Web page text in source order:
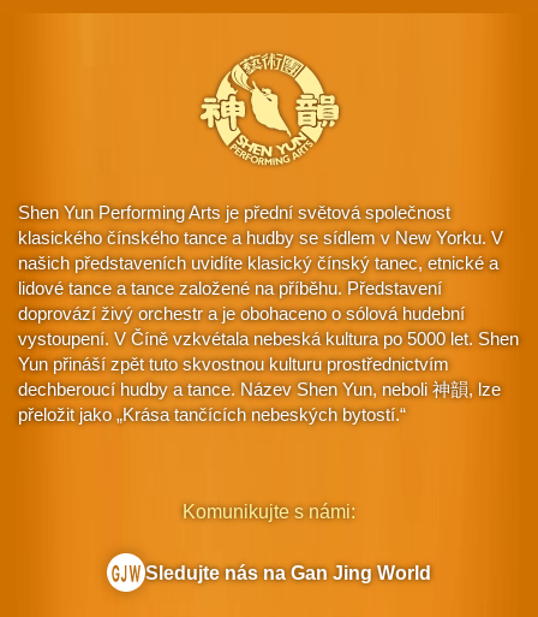
Shen Yun Performing Arts je přední světová společnost
klasického čínského tance a hudby se sídlem v New Yorku. V
našich představeních uvidíte klasický čínský tanec, etnické a
lidové tance a tance založené na příběhu. Představení
doprovází živý orchestr a je obohaceno o sólová hudební
vystoupení. V Číně vzkvétala nebeská kultura po 5000 let. Shen
Yun přináší zpět tuto skvostnou kulturu prostřednictvím
dechberoucí hudby a tance. Název Shen Yun, neboli 神韻, lze
přeložit jako „Krása tančících nebeských bytostí.“
Komunikujte s námi:
Sledujte nás na Gan Jing World